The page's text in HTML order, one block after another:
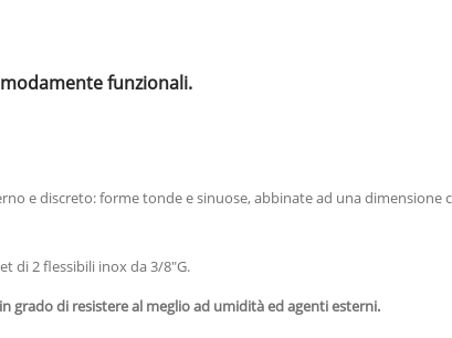
funzionali.
e discreto: forme tonde e sinuose, abbinate ad una
di 2 flessibili inox da 3/8"G.
grado di resistere al meglio ad umidità ed agenti esterni.